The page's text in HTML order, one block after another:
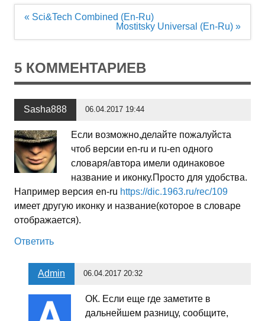
Навигация
« Sci&Tech Combined (En-Ru)
Mostitsky Universal (En-Ru) »
5 КОММЕНТАРИЕВ
Sasha888 06.04.2017 19:44
Если возможно,делайте пожалуйста
чтоб версии en-ru и ru-en одного
словаря/автора имели одинаковое
название и иконку.Просто для удобства.
Например версия en-ru https://dic.1963.ru/rec/109
имеет другую иконку и название(которое в словаре
отображается).
Ответить
Admin 06.04.2017 20:32
ОК. Если еще где заметите в
дальнейшем разницу, сообщите,